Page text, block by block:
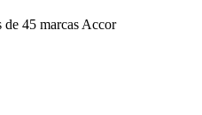
de 45 marcas Accor